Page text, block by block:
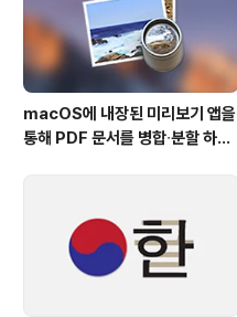
macOS에 내장된 미리보기 앱을
통해 PDF 문서를 병합∙분할 하는